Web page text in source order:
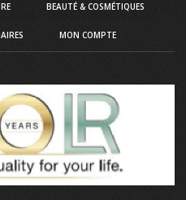
BEAUTÉ & COSMÉTIQUES
MON COMPTE